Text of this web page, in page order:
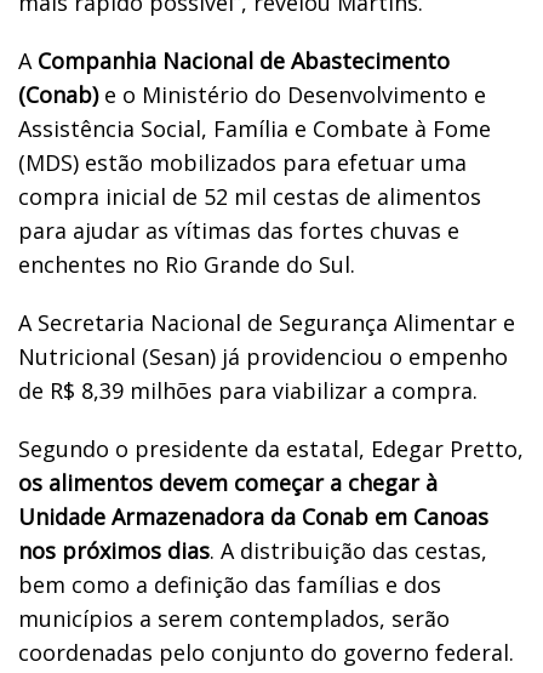
A Companhia Nacional de Abastecimento
(Conab)e o Ministério do Desenvolvimento e
Assistência Social, Família e Combate à Fome
(MDS) estão mobilizados para efetuar uma
compra inicial de 52 mil cestas de alimentos
para ajudar as vítimas das fortes chuvas e
enchentes no Rio Grande do Sul.
A Secretaria Nacional de Segurança Alimentar e
Nutricional (Sesan) já providenciou o empenho
de R$ 8,39 milhões para viabilizar a compra.
Segundo o presidente da estatal, Edegar Pretto,
os alimentos devem começar a chegar à
Unidade Armazenadora da Conab em Canoas
nos próximos dias. A distribuição das cestas,
bem como a definição das famílias e dos
municípios a serem contemplados, serão
coordenadas pelo conjunto do governo federal.